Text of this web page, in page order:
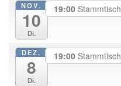
NOV.
10
Di.
19:00 Stammtisch
DEZ.
8
Di.
19:00 Stammtisch